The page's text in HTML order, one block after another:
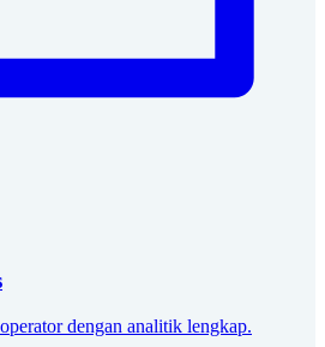
dengan analitik lengkap.